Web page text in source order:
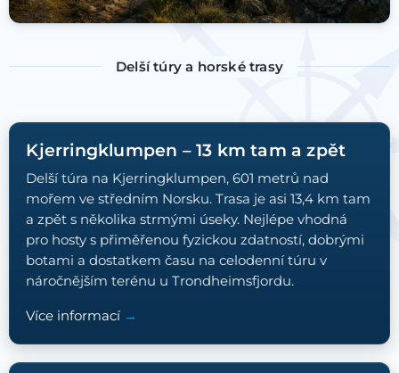
Delší túry a horské trasy
Kjerringklumpen – 13 km tam a zpět
Delší túra na Kjerringklumpen, 601 metrů nad
mořem ve středním Norsku. Trasa je asi 13,4 km tam
a zpět s několika strmými úseky. Nejlépe vhodná
pro hosty s přiměřenou fyzickou zdatností, dobrými
botami a dostatkem času na celodenní túru v
náročnějším terénu u Trondheimsfjordu.
Více informací